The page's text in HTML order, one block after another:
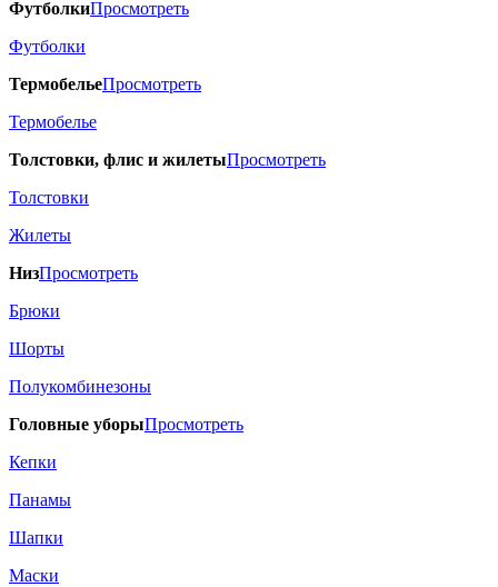
ФутболкиПросмотреть
Футболки
ТермобельеПросмотреть
Термобелье
Толстовки, флис и жилетыПросмотреть
Толстовки
Жилеты
НизПросмотреть
Брюки
Шорты
Полукомбинезоны
Головные уборыПросмотреть
Кепки
Панамы
Шапки
Маски